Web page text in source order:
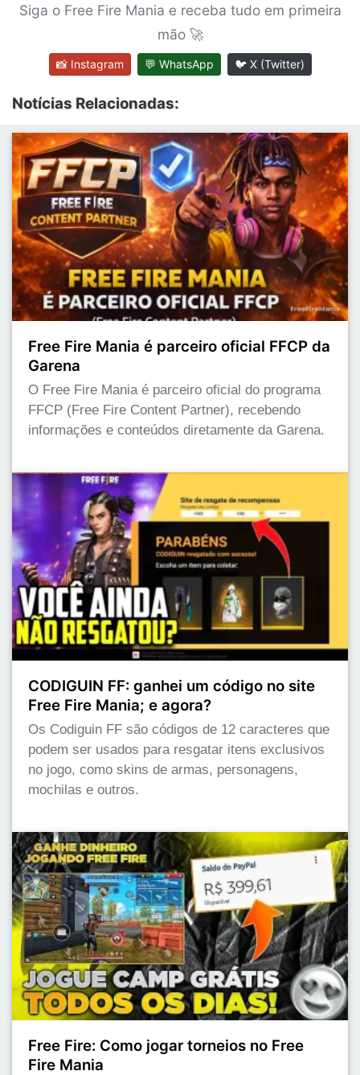
Siga o Free Fire Mania e receba tudo em primeira
mão 🚀
📸 Instagram 💬 WhatsApp 🐦 X (Twitter)
Notícias Relacionadas:
Free Fire Mania é parceiro oficial FFCP da
Garena
O Free Fire Mania é parceiro oficial do programa
FFCP (Free Fire Content Partner), recebendo
informações e conteúdos diretamente da Garena.
CODIGUIN FF: ganhei um código no site
Free Fire Mania; e agora?
Os Codiguin FF são códigos de 12 caracteres que
podem ser usados para resgatar itens exclusivos
no jogo, como skins de armas, personagens,
mochilas e outros.
Free Fire: Como jogar torneios no Free
Fire Mania